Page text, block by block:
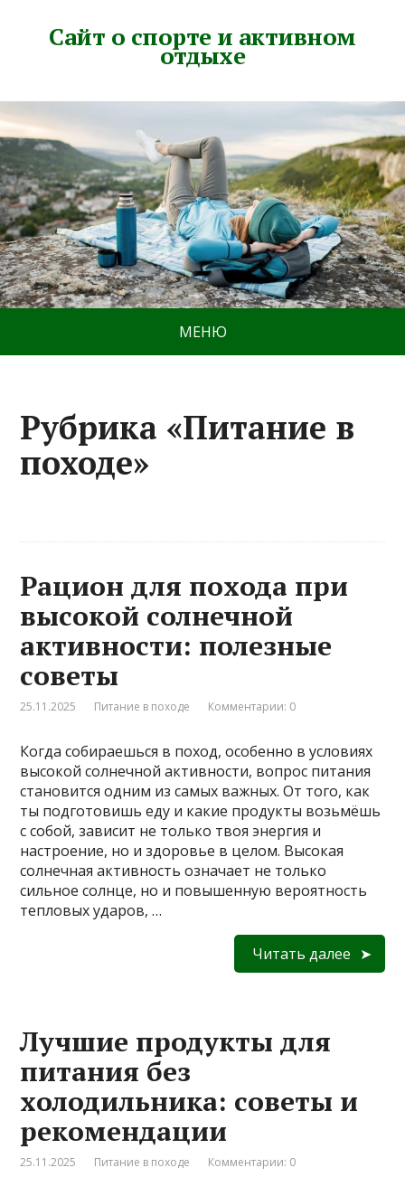
Сайт о спорте и активном
отдыхе
МЕНЮ
Рубрика «Питание в
походе»
Рацион для похода при
высокой солнечной
активности: полезные
советы
25.11.2025 Питание в походе Комментарии: 0
Когда собираешься в поход, особенно в условиях
высокой солнечной активности, вопрос питания
становится одним из самых важных. От того, как
ты подготовишь еду и какие продукты возьмёшь
с собой, зависит не только твоя энергия и
настроение, но и здоровье в целом. Высокая
солнечная активность означает не только
сильное солнце, но и повышенную вероятность
тепловых ударов, …
Читать далее
Лучшие продукты для
питания без
холодильника: советы и
рекомендации
25.11.2025 Питание в походе Комментарии: 0